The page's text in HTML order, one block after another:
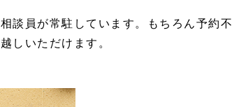
談員が常駐しています。もちろん予約不
しいただけます。